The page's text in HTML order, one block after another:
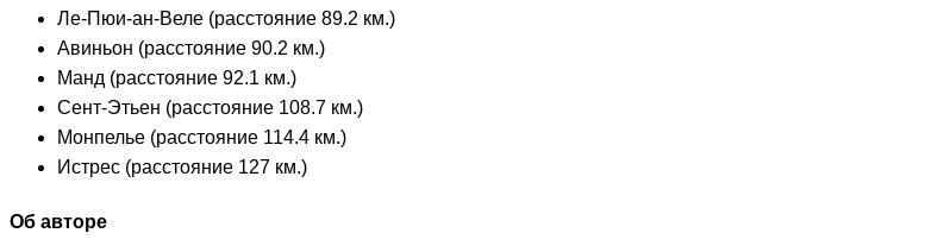
Ле-Пюи-ан-Веле (расстояние 89.2 км.)
Авиньон (расстояние 90.2 км.)
Манд (расстояние 92.1 км.)
Сент-Этьен (расстояние 108.7 км.)
Монпелье (расстояние 114.4 км.)
Истрес (расстояние 127 км.)
Об авторе